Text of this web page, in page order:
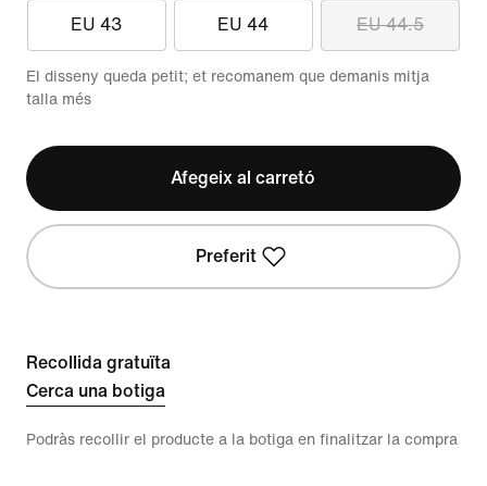
EU 43 EU 44 EU 44.5
El disseny queda petit; et recomanem que demanis mitja
talla més
Afegeix al carretó
Preferit
Recollida gratuïta
Cerca una botiga
Podràs recollir el producte a la botiga en finalitzar la compra